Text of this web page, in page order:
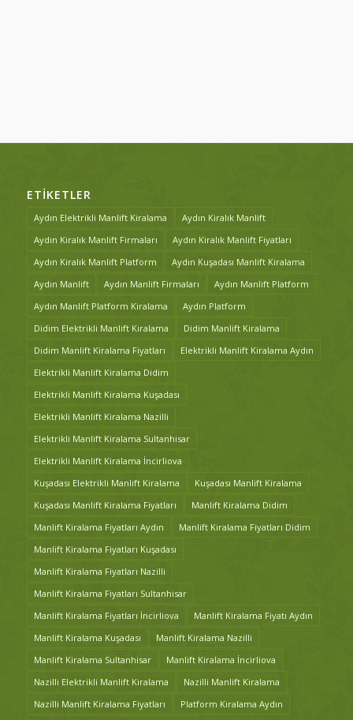
ETIKETLER
Aydın Elektrikli Manlift Kiralama
Aydın Kiralık Manlift
Aydın Kiralık Manlift Firmaları
Aydın Kiralık Manlift Fiyatları
Aydın Kiralık Manlift Platform
Aydın Kuşadası Manlift Kiralama
Aydın Manlift
Aydın Manlift Firmaları
Aydın Manlift Platform
Aydın Manlift Platform Kiralama
Aydın Platform
Didim Elektrikli Manlift Kiralama
Didim Manlift Kiralama
Didim Manlift Kiralama Fiyatları
Elektrikli Manlift Kiralama Aydın
Elektrikli Manlift Kiralama Didim
Elektrikli Manlift Kiralama Kuşadası
Elektrikli Manlift Kiralama Nazilli
Elektrikli Manlift Kiralama Sultanhisar
Elektrikli Manlift Kiralama İncirliova
Kuşadası Elektrikli Manlift Kiralama
Kuşadası Manlift Kiralama
Kuşadası Manlift Kiralama Fiyatları
Manlift Kiralama Didim
Manlift Kiralama Fiyatları Aydın
Manlift Kiralama Fiyatları Didim
Manlift Kiralama Fiyatları Kuşadası
Manlift Kiralama Fiyatları Nazilli
Manlift Kiralama Fiyatları Sultanhisar
Manlift Kiralama Fiyatları İncirliova
Manlift Kiralama Fiyatı Aydın
Manlift Kiralama Kuşadası
Manlift Kiralama Nazilli
Manlift Kiralama Sultanhisar
Manlift Kiralama İncirliova
Nazilli Elektrikli Manlift Kiralama
Nazilli Manlift Kiralama
Nazilli Manlift Kiralama Fiyatları
Platform Kiralama Aydın